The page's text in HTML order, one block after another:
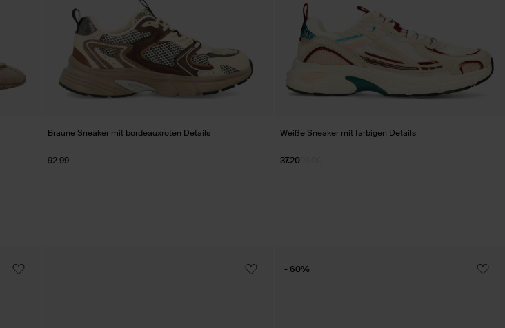
Braune Sneaker mit bordeauxroten Details
92.99
Weiße Sneaker mit farbigen Details
93.00
37.20
- 60%